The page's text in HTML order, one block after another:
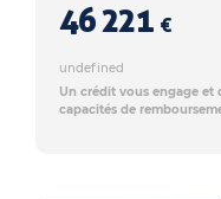
46 221 €
undefined
Un crédit vous engage et
capacités de